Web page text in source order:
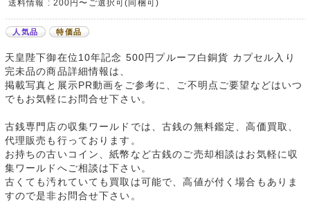
送料情報 : 200円〜ご選択可(同梱可)
人気品 特価品
天皇陛下御在位10年記念 500円プルーフ白銅貨 カプセル入り
完未品の商品詳細情報は、
掲載写真と展示PR動画をご参考に、ご不明点ご要望などはいつ
でもお気軽にお問合せ下さい。
古銭専門店の収集ワールドでは、古銭の無料鑑定、高価買取、
代理販売も行っております。
お持ちの古いコイン、紙幣など古銭のご売却相談はお気軽に収
集ワールドへご相談は下さい。
古くても汚れていても買取は可能で、高値が付く場合もありま
すので是非お問合せ下さい。